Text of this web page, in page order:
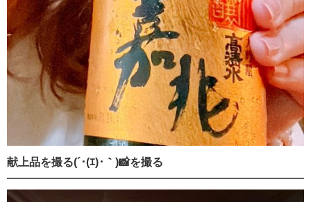
献上品を撮る(´･(ｴ)･｀)📸を撮る